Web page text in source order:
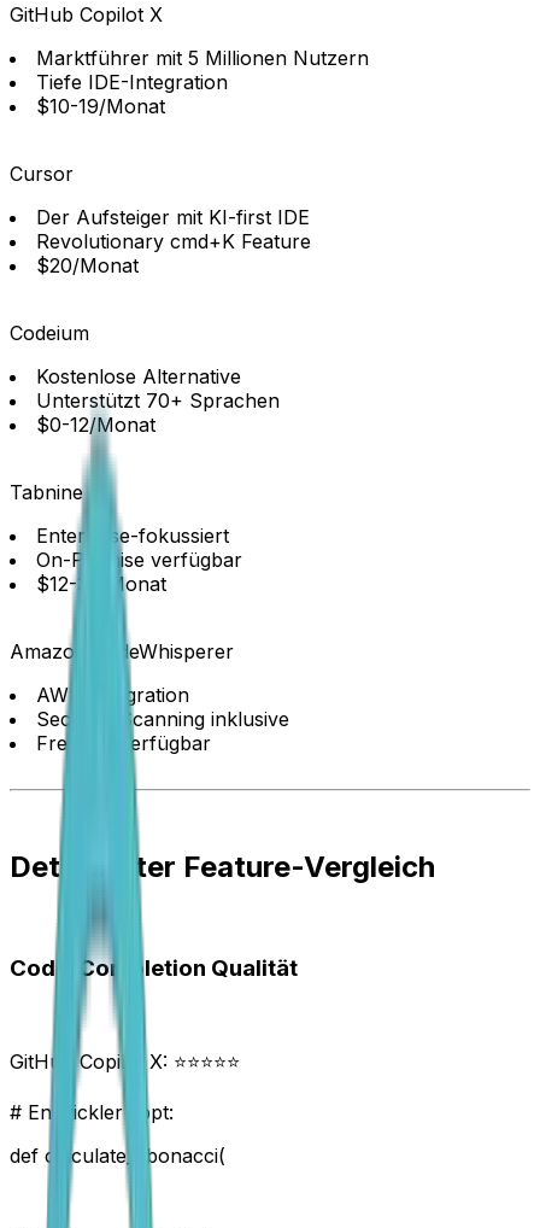
GitHub Copilot X
Marktführer mit 5 Millionen Nutzern
Tiefe IDE-Integration
$10-19/Monat
Cursor
Der Aufsteiger mit KI-first IDE
Revolutionary cmd+K Feature
$20/Monat
Codeium
Kostenlose Alternative
Unterstützt 70+ Sprachen
$0-12/Monat
Tabnine
Enterprise-fokussiert
On-Premise verfügbar
$12-39/Monat
Amazon CodeWhisperer
AWS-Integration
Security-Scanning inklusive
Free tier verfügbar
Detaillierter Feature-Vergleich
Code-Completion Qualität
GitHub Copilot X: ⭐⭐⭐⭐⭐
# Entwickler tippt:
def calculate_fibonacci(